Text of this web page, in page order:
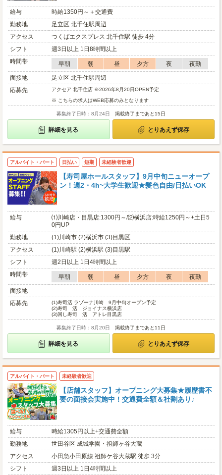
給与
時給1350円～＋交通費
勤務地
足立区 北千住駅周辺
アクセス
つくばエクスプレス 北千住駅 徒歩 4分
シフト
週3日以上 1日8時間以上
時間帯
早朝 朝 昼 夕方 夜
夜勤
面接地
足立区 北千住駅周辺
応募先
アクセア 北千住店 ※2026年8月20日OPEN予定
※ こちらの求人はWEB応募のみとなります
募集終了日時：8月24日 掲載終了まであと15日
詳細を見る とりあえず保存
アルバイト・パート 日払い 短期 未経験者歓迎
【寿司屋ホールスタッフ】9月中旬ニューオープ
ン！週2・4h~大学生歓迎★髪色自由/日払いOK
給与
⑴川崎店・目黒店:1300円～/⑵横浜店:時給1250円～+土日5
0円UP
勤務地
(1)川崎市 (2)横浜市 (3)目黒区
アクセス
(1)川崎駅 (2)横浜駅 (3)目黒駅
シフト
週2日以上 1日4時間以上
時間帯
早朝 朝 昼 夕方 夜
夜勤
面接地
応募先
(1)寿司活 ラゾーナ川崎 9月中旬オープン予定
(2)寿司 活 ジョイナス横浜店
(3)回し寿司 活 アトレ目黒店
募集終了日時：8月20日 掲載終了まであと11日
詳細を見る とりあえず保存
アルバイト・パート 未経験者歓迎
【店舗スタッフ】オープニング大募集★履歴書不
要の面接会実施中！交通費全額＆社割あり♪
給与
時給1305円以上+交通費全額
勤務地
世田谷区 成城学園・祖師ヶ谷大蔵
アクセス
小田急小田原線 祖師ケ谷大蔵駅 徒歩 3分
シフト
週3日以上 1日4時間以上